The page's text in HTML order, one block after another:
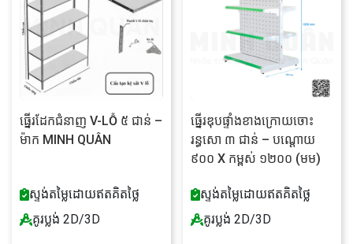
ធ្នើរដែកជំនាញ V-LỖ ៥ ជាន់ –
ម៉ាក MINH QUÂN
ស្ទង់តម្លៃដោយឥតគិតថ្លៃ
គូរប្លង់ 2D/3D
ធ្នើរឌុបផ្ទាំងខាងក្រោយចោះ
រន្ធសោ ៣ ជាន់ – បណ្តោយ
៩០០ X កម្ពស់ ១២០០ (មម)
ស្ទង់តម្លៃដោយឥតគិតថ្លៃ
គូរប្លង់ 2D/3D